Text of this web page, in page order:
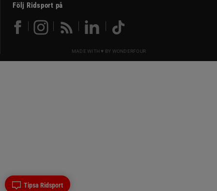
Tipsa Ridsport
Följ Ridsport på
MADE WITH ♥ BY WONDERFOUR